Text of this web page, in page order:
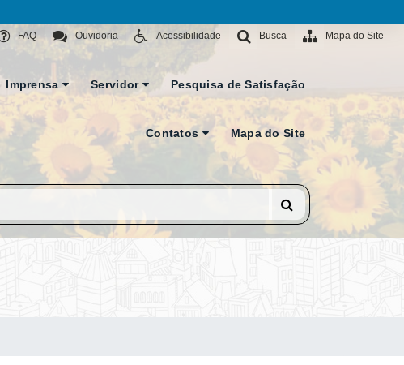
Mapa do Site
Busca
Acessibilidade
Ouvidoria
FAQ
Imprensa Servidor Pesquisa de Satisfação
Contatos Mapa do Site